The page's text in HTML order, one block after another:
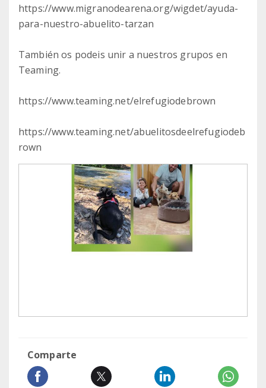
https://www.migranodearena.org/wigdet/ayuda-
para-nuestro-abuelito-tarzan
También os podeis unir a nuestros grupos en
Teaming.
https://www.teaming.net/elrefugiodebrown
https://www.teaming.net/abuelitosdeelrefugiodeb
rown
Comparte